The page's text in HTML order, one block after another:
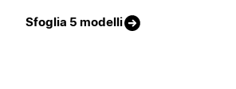
Sfoglia 5 modelli